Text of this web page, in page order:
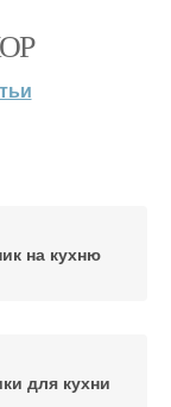
на кухню
для кухни